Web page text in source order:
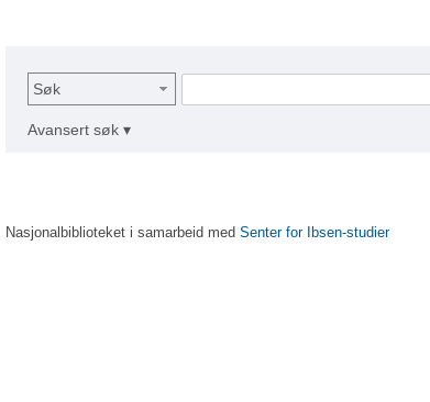
Søk
Avansert søk ▾
Nasjonalbiblioteket i samarbeid med Senter for Ibsen-studier